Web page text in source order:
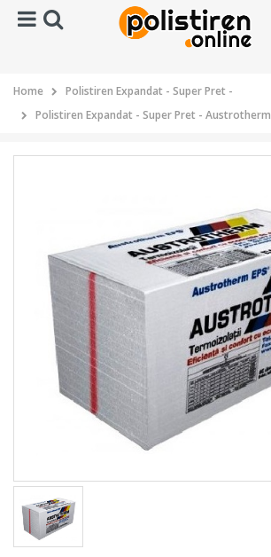
Home
Polistiren Expandat - Super Pret -
Polistiren Expandat - Super Pret - Austrotherm